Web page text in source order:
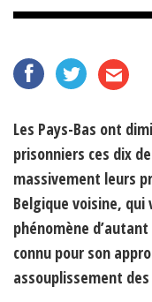
Les Pays-Bas ont
prisonniers ces dix
massivement leurs
Belgique voisine, qui
phénomène
connu pour son
assouplissement